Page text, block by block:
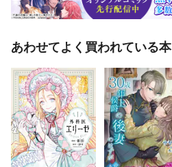
あわせてよく買われている本